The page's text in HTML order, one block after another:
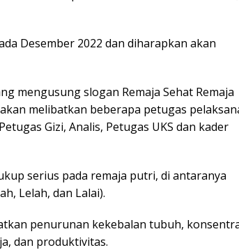
Desember 2022 dan diharapkan akan
mengusung slogan Remaja Sehat Remaja
melibatkan beberapa petugas
Gizi, Analis, Petugas UKS dan kader
serius pada remaja putri, di antaranya
Lelah, dan Lalai).
penurunan kekebalan tubuh,
dan produktivitas.